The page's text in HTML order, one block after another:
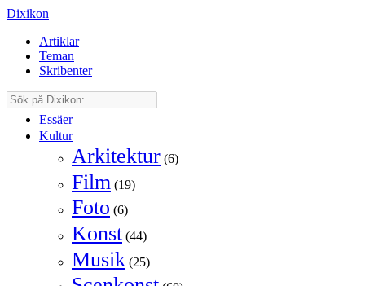
Dixikon
Artiklar
Teman
Skribenter
Essäer
Kultur
Arkitektur (6)
Film (19)
Foto (6)
Konst (44)
Musik (25)